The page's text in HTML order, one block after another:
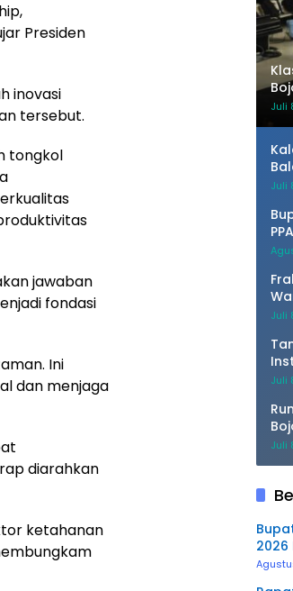
Presiden
inovasi
tersebut.
tongkol
jawaban
fondasi
Ini
dan menjaga
diarahkan
ketahanan
Juli
Juli
Juli
Juli
Juli
pada